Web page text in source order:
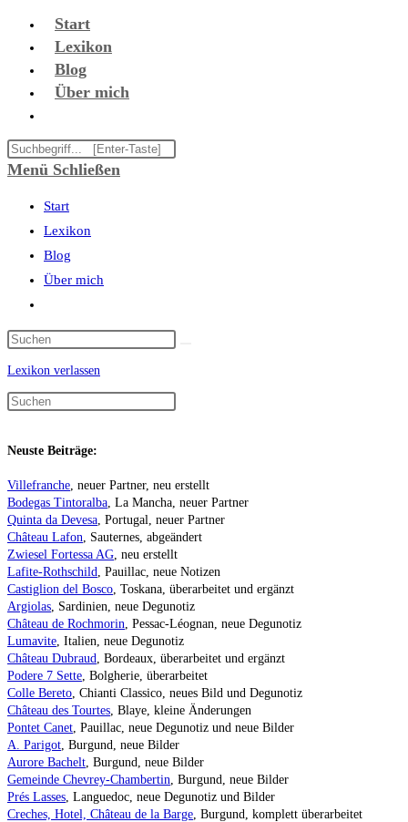
Zum
Start
Lexikon
Blog
Über mich
Suche
umschalten
Diese
Website
Menü Schließen
Start
Lexikon
Blog
Über mich
Suche
umschalten
Lexikon verlassen
Neuste Beiträge:
Villefranche, neuer Partner, neu erstellt
Bodegas Tintoralba, La Mancha, neuer Partner
Quinta da Devesa, Portugal, neuer Partner
Château Lafon, Sauternes, abgeändert
Zwiesel Fortessa AG, neu erstellt
Lafite-Rothschild, Pauillac, neue Notizen
Castiglion del Bosco, Toskana, überarbeitet und ergänzt
Argiolas, Sardinien, neue Degunotiz
Château de Rochmorin, Pessac-Léognan, neue Degunotiz
Lumavite, Italien, neue Degunotiz
Château Dubraud, Bordeaux, überarbeitet und ergänzt
Podere 7 Sette, Bolgherie, überarbeitet
Colle Bereto, Chianti Classico, neues Bild und Degunotiz
Château des Tourtes, Blaye, kleine Änderungen
Pontet Canet, Pauillac, neue Degunotiz und neue Bilder
A. Parigot, Burgund, neue Bilder
Aurore Bachelt, Burgund, neue Bilder
Gemeinde Chevrey-Chambertin, Burgund, neue Bilder
Prés Lasses, Languedoc, neue Degunotiz und Bilder
Creches, Hotel, Château de la Barge, Burgund, komplett überarbeitet